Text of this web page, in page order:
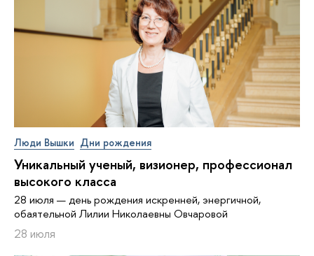
Люди Вышки Дни рождения
Уникальный ученый, визионер, про­фес­си­о­нал
высокого класса
28 июля — день рождения искренней, энергичной,
обаятельной Лилии Николаевны Овчаровой
28 июля